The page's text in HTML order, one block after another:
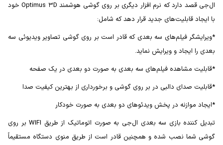
ال‌جی قصد دارد که نرم افزار دیگری بر روی گوشی هوشمند Optimus ۳D خود
با ایجاد قابلیت‌های جدید قرار دهد که شامل:
*ویرایشگر فیلم‌های سه بعدی که قادر است بر روی گوشی تصاویر ویدیوئی سه
بعدی را ایجاد و ویرایش نماید.
*قابلیت مشاهده فیلم‌های سه بعدی به صورت دو بعدی در یک صفحه
*قابلیت صدای دالبی در بر روی گوشی و برخورداری از بهترین کیفیت صدا
*ایجاد موازنه در پخش ویدئوهای دو بعدی به صورت خودکار
تبدیل کننده بازی سه بعدی ال‌جی به صورت اتوماتیک از طریق WIFI بر روی
گوشی شما نصب شده و همچنین قادر است از طریق منوی دستگاه مستقیماً